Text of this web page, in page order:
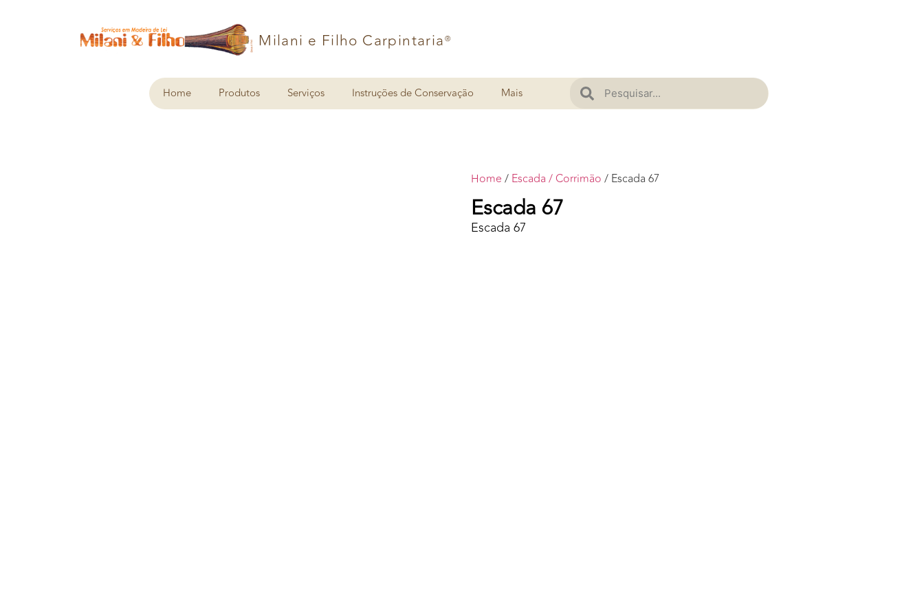
Milani e Filho Carpintaria®
Home Produtos Serviços Instruções de Conservação Mais
Home / Escada / Corrimão / Escada 67
Escada 67
Escada 67